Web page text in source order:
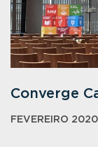
Converge
FEVEREIRO